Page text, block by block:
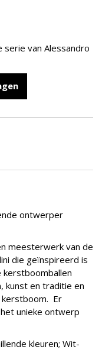
van Alessandro
ontwerper
meesterwerk van de
die geïnspireerd is
kunst en traditie en
kerstboom. Er
unieke ontwerp
kleuren; Wit-